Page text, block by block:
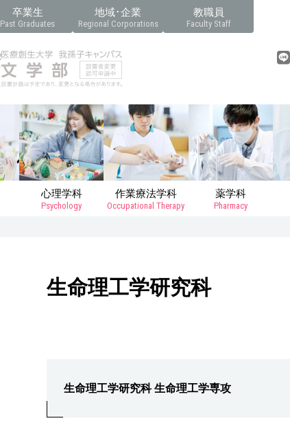
卒業生
Past Graduates
地域･企業
Regional Corporations
教職員
Faculty Staff
心理学科
Psychology
作業療法学科
Occupational Therapy
薬学科
Pharmacy
生命理工学研究科
生命理工学研究科 生命理工学専攻